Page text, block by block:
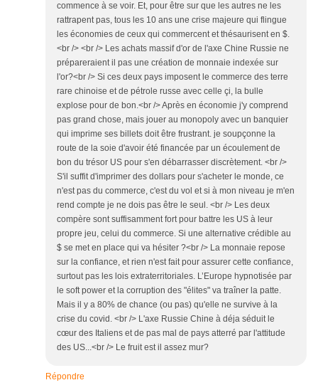
commence à se voir. Et, pour être sur que les autres ne les
rattrapent pas, tous les 10 ans une crise majeure qui flingue
les économies de ceux qui commercent et thésaurisent en $.
<br /> <br /> Les achats massif d'or de l'axe Chine Russie ne
prépareraient il pas une création de monnaie indexée sur
l'or?<br /> Si ces deux pays imposent le commerce des terre
rare chinoise et de pétrole russe avec celle çi, la bulle
explose pour de bon.<br /> Après en économie j'y comprend
pas grand chose, mais jouer au monopoly avec un banquier
qui imprime ses billets doit être frustrant. je soupçonne la
route de la soie d'avoir été financée par un écoulement de
bon du trésor US pour s'en débarrasser discrètement. <br />
S'il suffit d'imprimer des dollars pour s'acheter le monde, ce
n'est pas du commerce, c'est du vol et si à mon niveau je m'en
rend compte je ne dois pas être le seul. <br /> Les deux
compère sont suffisamment fort pour battre les US à leur
propre jeu, celui du commerce. Si une alternative crédible au
$ se met en place qui va hésiter ?<br /> La monnaie repose
sur la confiance, et rien n'est fait pour assurer cette confiance,
surtout pas les lois extraterritoriales. L’Europe hypnotisée par
le soft power et la corruption des "élites" va traîner la patte.
Mais il y a 80% de chance (ou pas) qu'elle ne survive à la
crise du covid. <br /> L'axe Russie Chine à déja séduit le
cœur des Italiens et de pas mal de pays atterré par l'attitude
des US...<br /> Le fruit est il assez mur?
Répondre